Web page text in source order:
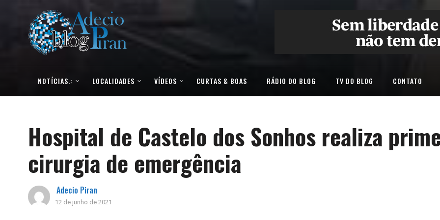
NOTÍCIAS.: LOCALIDADES VÍDEOS CURTAS & BOAS RÁDIO DO BLOG TV DO BLOG CONTATO
Hospital de Castelo dos Sonhos realiza
cirurgia de emergência
Adecio Piran
12 de junho de 2021